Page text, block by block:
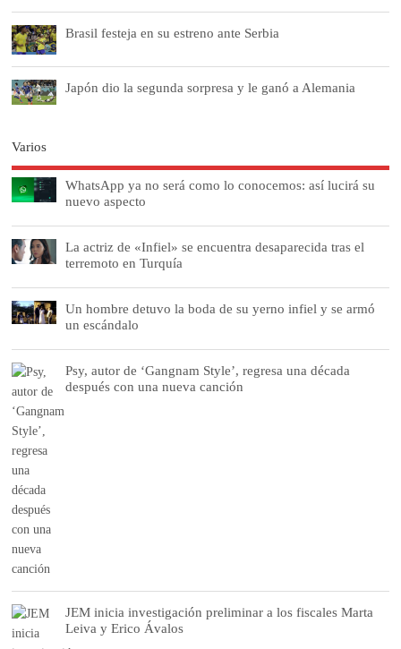
Brasil festeja en su estreno ante Serbia
Japón dio la segunda sorpresa y le ganó a Alemania
Varios
WhatsApp ya no será como lo conocemos: así lucirá su
nuevo aspecto
La actriz de «Infiel» se encuentra desaparecida tras el
terremoto en Turquía
Un hombre detuvo la boda de su yerno infiel y se armó
un escándalo
Psy, autor de ‘Gangnam Style’, regresa una década
después con una nueva canción
JEM inicia investigación preliminar a los fiscales Marta
Leiva y Erico Ávalos